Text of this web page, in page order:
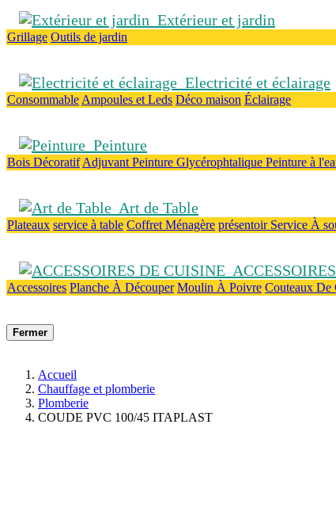
Extérieur et jardin
Grillage Outils de jardin
Electricité et éclairage
Consommable Ampoules et Leds Déco maison Éclairage
Peinture
Bois Décoratif Adjuvant Peinture Glycérophtalique Peinture à
Art de Table
Plateaux service à table Coffret Ménagère présentoir Service À
Accessoires Planche À Découper Moulin À Poivre Couteaux De
Fermer
Accueil
Chauffage et plomberie
Plomberie
COUDE PVC 100/45 ITAPLAST